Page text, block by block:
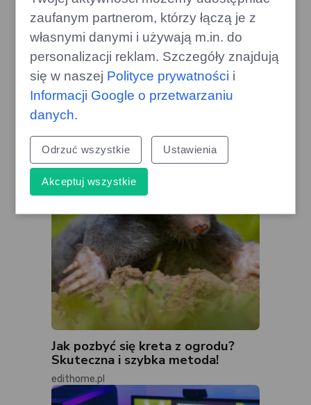
Drewno, których lepiej unikać w
kominku – mogą uszkodzić komin
edithome.pl
Jak pozbyć się kreta z ogrodu?
Skuteczna i szybka metoda!
edithome.pl
zaufanym partnerom, którzy łączą je z
własnymi danymi i używają m.in. do
personalizacji reklam. Szczegóły znajdują
się w naszej Polityce prywatności i
Informacji Google o przetwarzaniu
danych.
Odrzuć wszystkie Ustawienia
Akceptuj wszystkie